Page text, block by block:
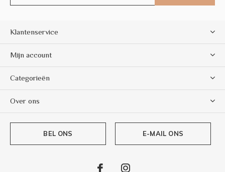
Klantenservice
Mijn account
Categorieën
Over ons
BEL ONS E-MAIL ONS